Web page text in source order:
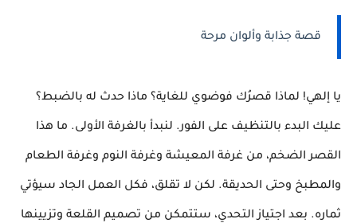
قصة جذابة وألوان مرحة
يا إلهي! لماذا قصرُك فوضوي للغاية؟ ماذا حدث له بالضبط؟
عليك البدء بالتنظيف على الفور. لنبدأ بالغرفة الأولى. ما هذا
القصر الضخم، من غرفة المعيشة وغرفة النوم وغرفة الطعام
والمطبخ وحتى الحديقة. لكن لا تقلق، فكل العمل الجاد سيؤتي
ثماره. بعد اجتياز التحدي، ستتمكن من تصميم القلعة وتزيينها